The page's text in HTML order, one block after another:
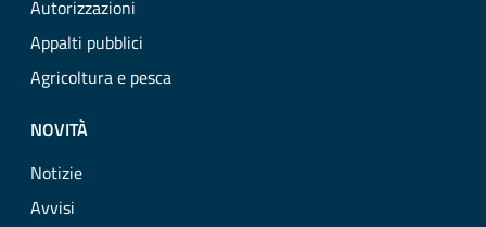
Autorizzazioni
Appalti pubblici
Agricoltura e pesca
NOVITÀ
Notizie
Avvisi